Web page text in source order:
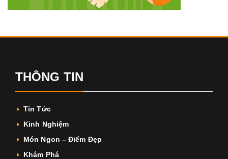
THÔNG TIN
Tin Tức
Kinh Nghiệm
Món Ngon – Điểm Đẹp
Khám Phá